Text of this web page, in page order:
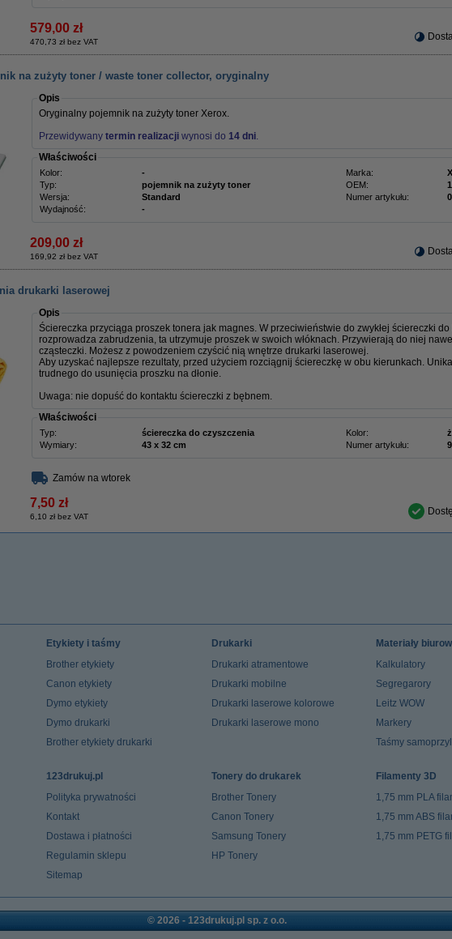
579,00 zł
470,73 zł bez VAT
na zużyty toner / waste toner collector, oryginalny
Opis
Oryginalny pojemnik na zużyty toner Xerox.
Przewidywany termin realizacji wynosi do 14 dni.
Właściwości
Kolor: - Marka:
Typ:
pojemnik na zużyty toner OEM:
Wersja:
Standard Numer artykułu:
Wydajność:
-
209,00 zł
169,92 zł bez VAT
drukarki laserowej
Opis
Ściereczka przyciąga proszek tonera jak magnes. W przeciwieństwie do zwykłej ściereczki
rozprowadza zabrudzenia, ta utrzymuje proszek w swoich włóknach. Przywierają do niej
cząsteczki. Możesz z powodzeniem czyścić nią wnętrze drukarki laserowej.
Aby uzyskać najlepsze rezultaty, przed użyciem rozciągnij ściereczkę w obu kierunkach.
trudnego do usunięcia proszku na dłonie.
Uwaga: nie dopuść do kontaktu ściereczki z bębnem.
Właściwości
Typ: ściereczka do czyszczenia Kolor:
Wymiary:
43 x 32 cm Numer artykułu:
Zamów na wtorek
7,50 zł
6,10 zł bez VAT
Etykiety i taśmy
Brother etykiety
Canon etykiety
Dymo etykiety
Dymo drukarki
Brother etykiety drukarki
Drukarki
Drukarki atramentowe
Drukarki mobilne
Drukarki laserowe kolorowe
Drukarki laserowe mono
Materiały
Kalkulatory
Segregarory
Leitz WOW
Markery
Taśmy
123drukuj.pl
Polityka prywatności
Kontakt
Dostawa i płatności
Regulamin sklepu
Sitemap
Tonery do drukarek
Brother Tonery
Canon Tonery
Samsung Tonery
HP Tonery
Filamenty 3D
1,75 mm PLA
1,75 mm ABS
1,75 mm PETG
© 2026 - 123drukuj.pl sp. z o.o.